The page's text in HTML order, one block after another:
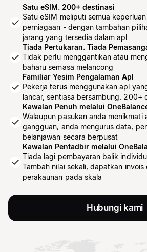
Satu eSIM. 200+ destinasi
Satu eSIM meliputi semua
perniagaan - dengan tambahan
jarang yang tersedia dalam apl
Tiada Pertukaran. Tiada
Tidak perlu menggantikan atau
baharu semasa melancong
Familiar Yesim Pengalaman Apl
Pekerja terus menggunakan apl
lancar, sentiasa bersambung. 200+
Kawalan Penuh melalui
Walaupun pasukan anda menikmati
gangguan, anda mengurus data,
belanjawan secara berpusat
Kawalan Pentadbir melalui
Tiada lagi pembayaran balik
Tambah nilai sekali, dapatkan invois
perakaunan pada skala
Hubungi kami